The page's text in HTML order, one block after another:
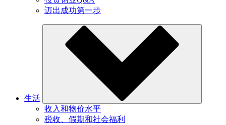
迈出成功第一步
生活
收入和物价水平
税收、假期和社会福利